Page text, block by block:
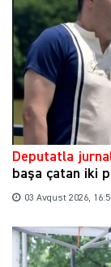
​Deputatla
başa çatan iki
03 Avqust 2026,